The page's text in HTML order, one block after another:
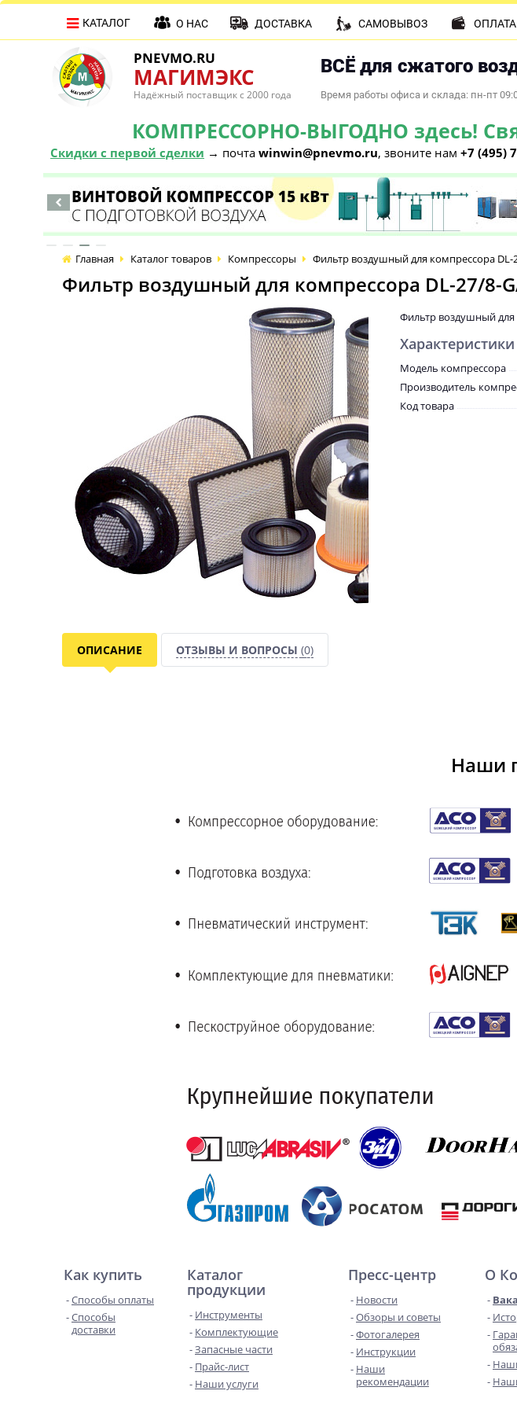
PNEVMO.RU
МАГИМЭКС
Надёжный поставщик с 2000 года
ВСЁ для сжатого
Время работы офиса и склада: пн-пт
КОМПРЕССОРНО-ВЫГОДНО здесь!
Скидки с первой сделки → почта winwin@pnevmo.ru, звоните нам +7 (495)
КАТАЛОГ О НАС ДОСТАВКА САМОВЫВОЗ ОПЛАТА
Главная Каталог товаров Компрессоры Фильтр воздушный для компрессора DL-
Фильтр воздушный для компрессора DL-27/8-
Фильтр воздушный для
Характеристики
Модель компрессора
Производитель
Код товара
ОПИСАНИЕ ОТЗЫВЫ И ВОПРОСЫ (0)
Наши
Как купить
Способы оплаты
Способы
доставки
Каталог
продукции
Инструменты
Комплектующие
Запасные части
Прайс-лист
Наши услуги
Пресс-центр
Новости
Обзоры и советы
Фотогалерея
Инструкции
Наши
рекомендации
О